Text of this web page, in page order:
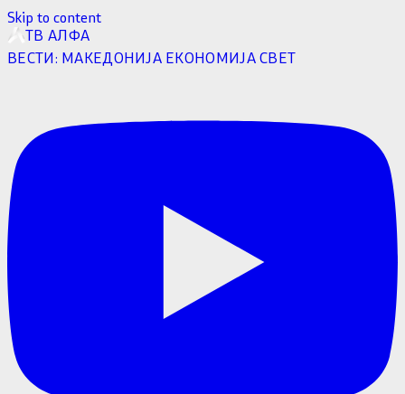
Skip to content
ТВ АЛФА
ВЕСТИ: МАКЕДОНИЈА ЕКОНОМИЈАСВЕТ